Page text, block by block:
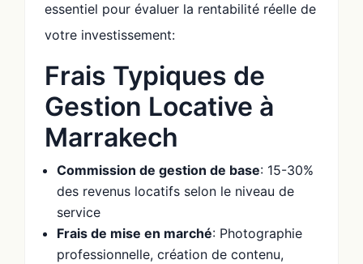
essentiel pour évaluer la rentabilité réelle de
votre investissement:
Frais Typiques de
Gestion Locative à
Marrakech
Commission de gestion de base: 15-30%
des revenus locatifs selon le niveau de
service
Frais de mise en marché: Photographie
professionnelle, création de contenu,